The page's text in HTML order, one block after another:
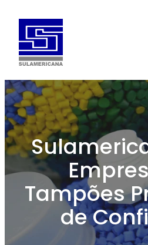
Home
Sobre nós
Produtos
Certificações
Contato
Blog
Tampões
de